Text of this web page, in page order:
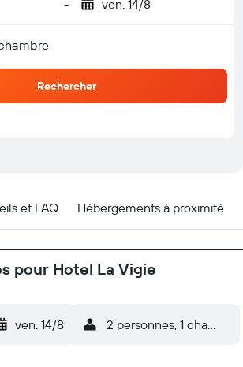
- ven. 14/8
Rechercher
et FAQ Hébergements à proximité
pour Hotel La Vigie
ven. 14/8 2 personnes, 1 chambre